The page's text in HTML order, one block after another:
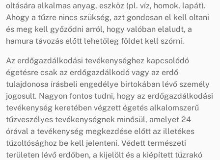
oltására alkalmas anyag, eszköz (pl. víz, homok, lapát).
Ahogy a tűzre nincs szükség, azt gondosan el kell oltani
és meg kell győződni arról, hogy valóban elaludt, a
hamura távozás előtt lehetőleg földet kell szórni.
Az erdőgazdálkodási tevékenységhez kapcsolódó
égetésre csak az erdőgazdálkodó vagy az erdő
tulajdonosa írásbeli engedélye birtokában lévő személy
jogosult. Nagyon fontos tudni, hogy az erdőgazdálkodási
tevékenység keretében végzett égetés alkalomszerű
tűzveszélyes tevékenységnek minősül, amelyet 24
órával a tevékenység megkezdése előtt az illetékes
tűzoltósághoz be kell jelenteni. Védett természeti
területen lévő erdőben, a kijelölt és a kiépített tűzrakó